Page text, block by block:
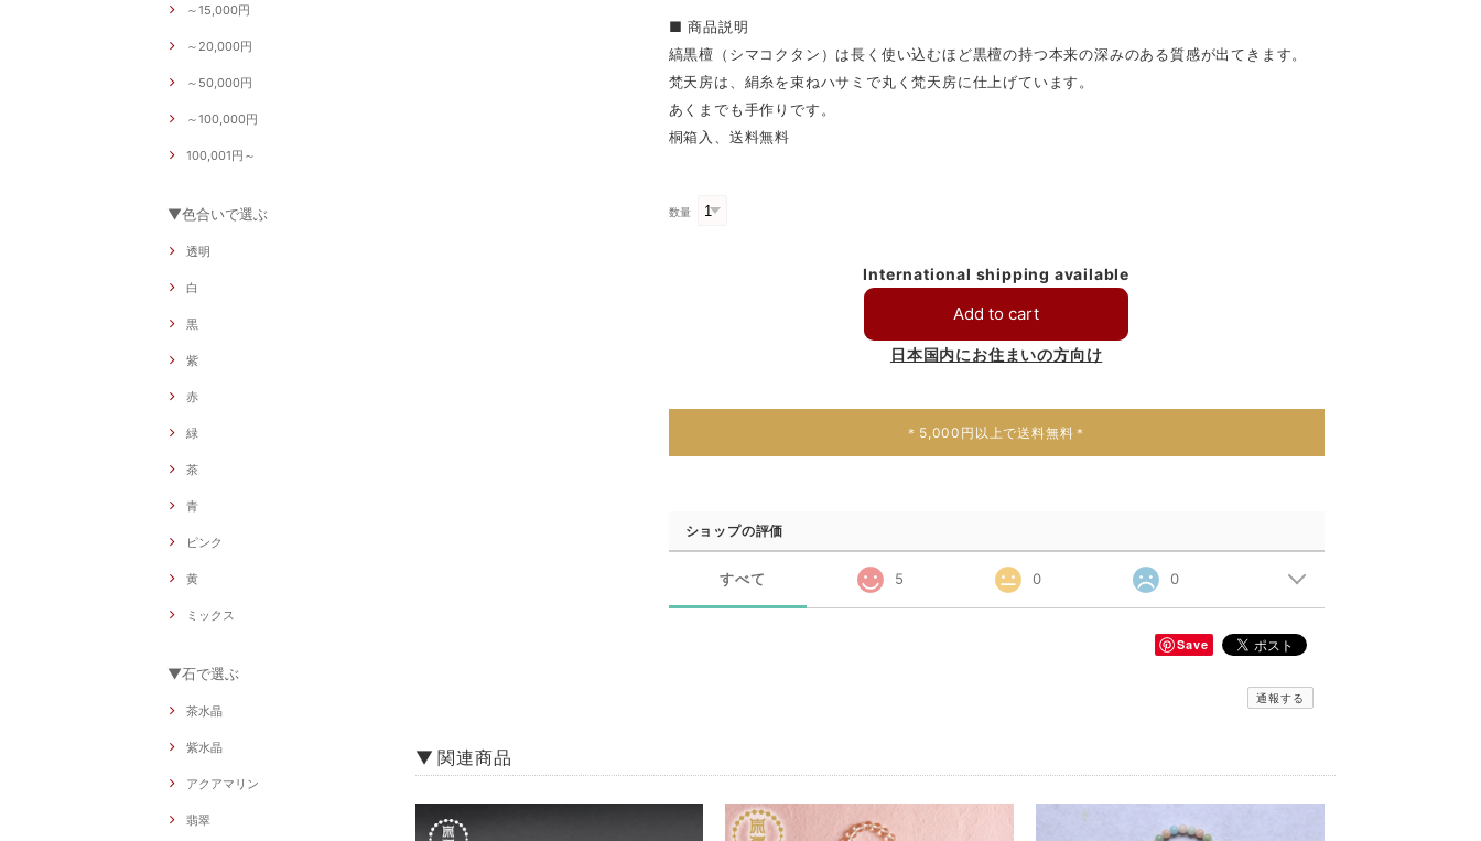
～15,000円
～20,000円
～50,000円
～100,000円
100,001円～
▼色合いで選ぶ
透明
白
黒
紫
赤
緑
茶
青
ピンク
黄
ミックス
▼石で選ぶ
茶水晶
紫水晶
アクアマリン
翡翠
■ 商品説明
縞黒檀（シマコクタン）は長く使い込むほど黒檀の持つ本来の深みのある質感が出てきます。
梵天房は、絹糸を束ねハサミで丸く梵天房に仕上げています。
あくまでも手作りです。
桐箱入、送料無料
数量
International shipping available
Add to cart
日本国内にお住まいの方向け
＊5,000円以上で送料無料＊
ショップの評価
すべて 5 0 0
Save
通報する
▼ 関連商品